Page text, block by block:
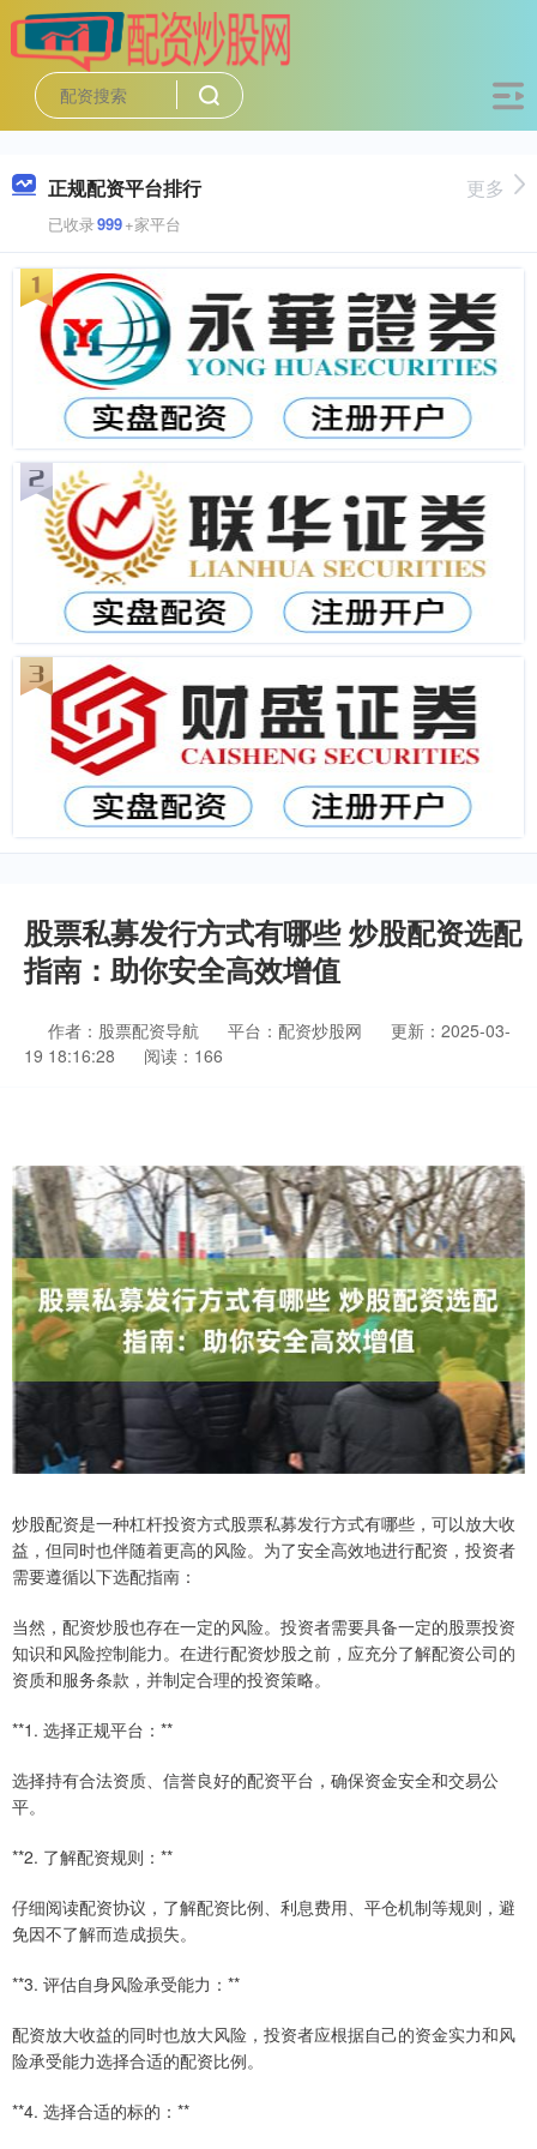
正规配资平台排行
已收录999+家平台
更多
股票私募发行方式有哪些 炒股配资选配
指南：助你安全高效增值
作者：股票配资导航 平台：配资炒股网
更新：2025-03-
19 18:16:28
阅读：166
炒股配资是一种杠杆投资方式股票私募发行方式有哪些，可以放大收
益，但同时也伴随着更高的风险。为了安全高效地进行配资，投资者
需要遵循以下选配指南：
当然，配资炒股也存在一定的风险。投资者需要具备一定的股票投资
知识和风险控制能力。在进行配资炒股之前，应充分了解配资公司的
资质和服务条款，并制定合理的投资策略。
**1. 选择正规平台：**
选择持有合法资质、信誉良好的配资平台，确保资金安全和交易公
平。
**2. 了解配资规则：**
仔细阅读配资协议，了解配资比例、利息费用、平仓机制等规则，避
免因不了解而造成损失。
**3. 评估自身风险承受能力：**
配资放大收益的同时也放大风险，投资者应根据自己的资金实力和风
险承受能力选择合适的配资比例。
**4. 选择合适的标的：**